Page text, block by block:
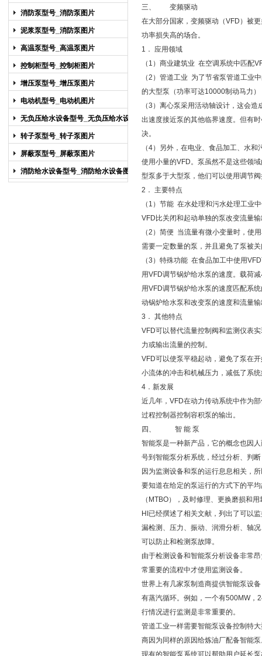
消防泵型号_消防泵图片
泥浆泵型号_消防泵图片
高温泵型号_高温泵图片
控制柜型号_控制柜图片
增压泵型号_增压泵图片
电动机型号_电动机图片
无负压给水设备型号_无负压给水设备
图片
转子泵型号_转子泵图片
屏蔽泵型号_屏蔽泵图片
消防给水设备型号_消防给水设备图片
三、 变频驱动
在大部分国家，变频驱动（VFD）被
功率损失高的场合。
1． 应用领域
（1）商业建筑业 在空调系统中匹配
（2）管道工业 为了节省泵管道工业
的大型泵（功率可达10000制动马力
（3） 离心泵采用活动轴设计，这会造
出速度接近泵的其他临界速度。但有
决。
（4）另外，在电业、食品加工、水
使用小量的VFD。泵虽然不是这些领
型泵多于大型泵，他们可以使用调节
2． 主要特点
（1）节能 在水处理和污水处理工业
VFD比关闭和起动单独的泵改变流量
（2）简便 当流量有微小变量时，使
需要一定数量的泵，并且避免了泵被
（3）特殊功能 在食品加工中使用
用VFD调节锅炉给水泵的速度。载荷
用VFD调节锅炉给水泵的速度匹配系
动锅炉给水泵和改变泵的速度和流量
3． 其他特点
VFD可以替代流量控制阀和监测仪表
力或输出流量的控制。
VFD可以使泵平稳起动，避免了泵在
小流体的冲击和机械压力，减低了系
4．新发展
近几年，VFD在动力传动系统中作为
过程控制器控制容积泵的输出。
四、 智 能 泵
智能泵是一种新产品，它的概念也因
号到智能泵分析系统，经过分析、判
因为监测设备和泵的运行息息相关，
要知道在给定的泵运行的方式下的平
（MTBO），及时修理、更换磨损和
HI已经撰述了相关文献，列出了可以
漏检测、压力、振动、润滑分析、轴
可以防止和检测泵故障。
由于检测设备和智能泵分析设备非常
常重要的流程中才使用监测设备。
世界上有几家泵制造商提供智能泵设
有蒸汽循环。例如，一个有500MW，
行情况进行监测是非常重要的。
管道工业一样需要智能泵设备控制特
商因为同样的原因给炼油厂配备智能
现有的智能泵系统可以帮助用户延长